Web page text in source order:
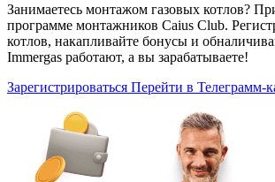
Занимаетесь монтажом газовых котлов?
программе монтажников Caius Club.
котлов, накапливайте бонусы и
Immergas работают, а вы зарабатываете!
Зарегистрироваться Перейти в Телеграмм-